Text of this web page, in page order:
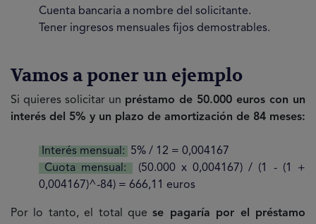
Cuenta bancaria a nombre del solicitante.
Tener ingresos mensuales fijos demostrables.
Vamos a poner un ejemplo
Si quieres solicitar un préstamo de 50.000 euros con un
interés del 5% y un plazo de amortización de 84 meses:
Interés mensual:
5% / 12 = 0,004167
Cuota mensual:
(50.000 x 0,004167) / (1 - (1 +
0,004167)^-84) = 666,11 euros
Por lo tanto, el total quese pagaría por el préstamo